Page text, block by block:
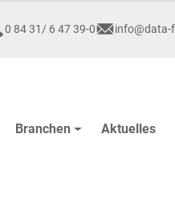
0 84 31/ 6 47 39-0
Branchen Aktuelles